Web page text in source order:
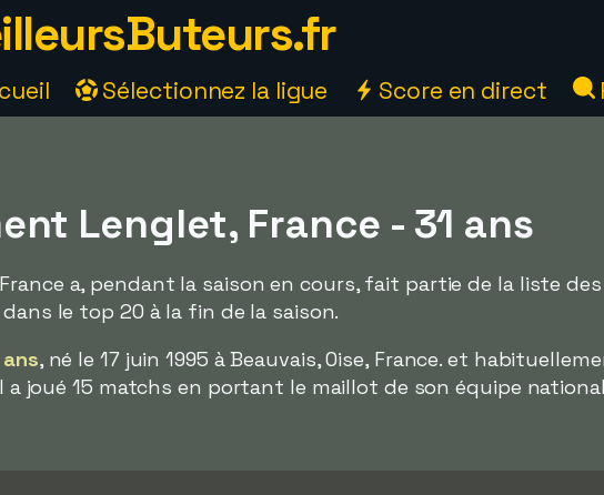
Sélectionnez la ligue Score en direct
Lenglet, France - 31 ans
a, pendant la saison en cours, fait partie de la liste
le top 20 à la fin de la saison.
ans, né le 17 juin 1995 à Beauvais, Oise, France. et
a joué 15 matchs en portant le maillot de son équipe